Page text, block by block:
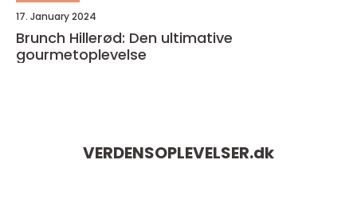
17. January 2024
Brunch Hillerød: Den ultimative
gourmetoplevelse
VERDENSOPLEVELSER.dk